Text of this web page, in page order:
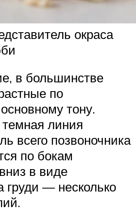
окраса
в большинстве
по
тону.
линия
всего позвоночника
по бокам
в виде
— несколько